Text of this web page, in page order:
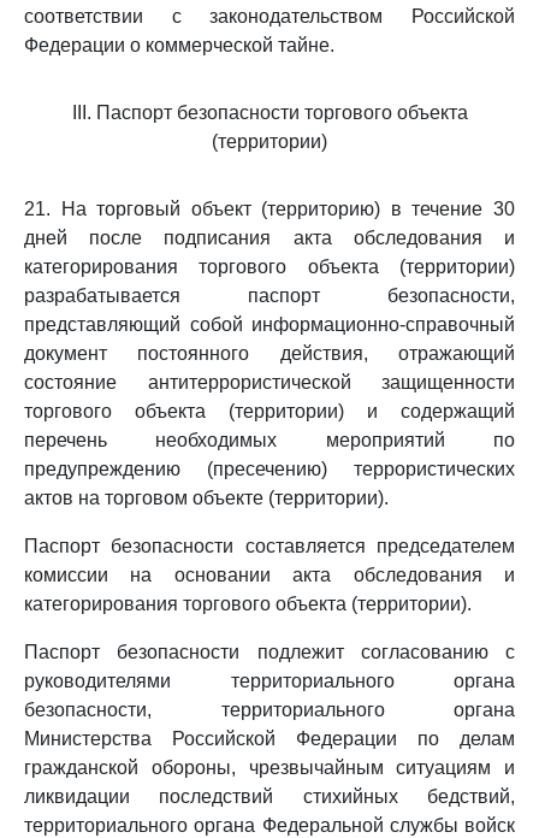
соответствии с законодательством Российской
Федерации о коммерческой тайне.
III. Паспорт безопасности торгового объекта
(территории)
21. На торговый объект (территорию) в течение 30
дней после подписания акта обследования и
категорирования торгового объекта (территории)
разрабатывается паспорт безопасности,
представляющий собой информационно-справочный
документ постоянного действия, отражающий
состояние антитеррористической защищенности
торгового объекта (территории) и содержащий
перечень необходимых мероприятий по
предупреждению (пресечению) террористических
актов на торговом объекте (территории).
Паспорт безопасности составляется председателем
комиссии на основании акта обследования и
категорирования торгового объекта (территории).
Паспорт безопасности подлежит согласованию с
руководителями территориального органа
безопасности, территориального органа
Министерства Российской Федерации по делам
гражданской обороны, чрезвычайным ситуациям и
ликвидации последствий стихийных бедствий,
территориального органа Федеральной службы войск